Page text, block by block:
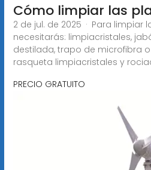
Cómo limpiar las
2 de jul. de 2025 · Para limpiar
necesitarás: limpiacristales,
destilada, trapo de microfibra
rasqueta limpiacristales y
PRECIO GRATUITO